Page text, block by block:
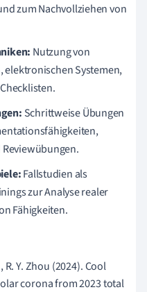
zum Nachvollziehen von
Nutzung von
Systemen,
Schrittweise Übungen
Fallstudien als
zur Analyse realer
Fähigkeiten.
R. Y. Zhou (2024). Cool
corona from 2023 total